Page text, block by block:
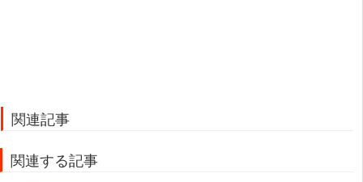
関連記事
関連する記事